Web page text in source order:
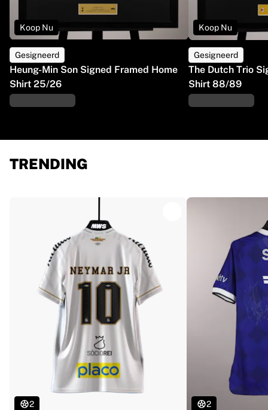
Koop Nu
Gesigneerd
Heung-Min Son Signed Framed Home
Shirt 25/26
Koop Nu
Gesigneerd
The Dutch Trio
Shirt 88/89
TRENDING
2 2